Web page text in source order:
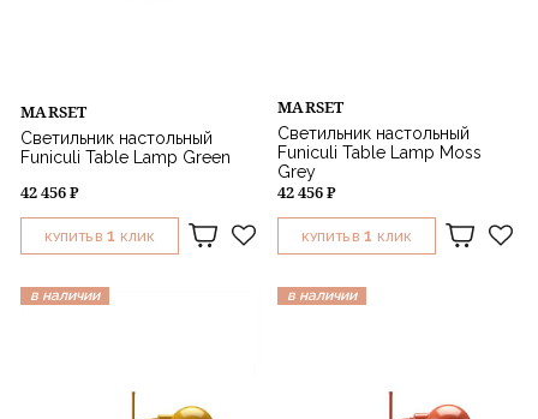
MARSET
Светильник настольный
Funiculi Table Lamp Green
42 456 ₽
КУПИТЬ В 1 КЛИК
MARSET
Светильник настольный
Funiculi Table Lamp Moss
Grey
42 456 ₽
КУПИТЬ В 1 КЛИК
в наличии в наличии